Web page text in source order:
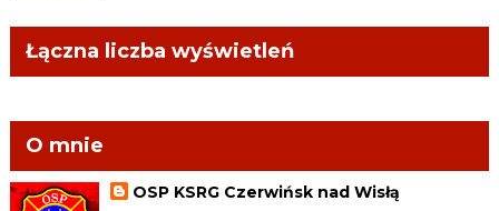
Łączna liczba wyświetleń
O mnie
OSP KSRG Czerwińsk nad Wisłą